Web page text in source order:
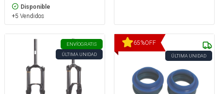
Disponible
+5 Vendidos
ENVÍOGRATIS
ÚLTIMA UNIDAD
65%OFF
ÚLTIMA UNIDAD